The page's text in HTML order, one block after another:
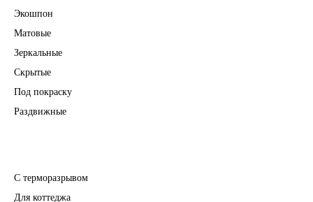
Экошпон
Матовые
Зеркальные
Скрытые
Под покраску
Раздвижные
С терморазрывом
Для коттеджа